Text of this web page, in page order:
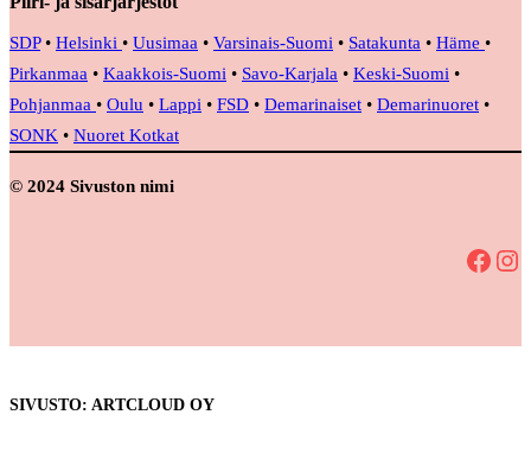
SDP• Helsinki • Uusimaa • Varsinais-Suomi • Satakunta • Häme •
Pirkanmaa • Kaakkois-Suomi • Savo-Karjala • Keski-Suomi •
Pohjanmaa • Oulu • Lappi • FSD • Demarinaiset • Demarinuoret •
SONK • Nuoret Kotkat
© 2024 Sivuston nimi
Facebook Instagram
SIVUSTO: ARTCLOUD OY